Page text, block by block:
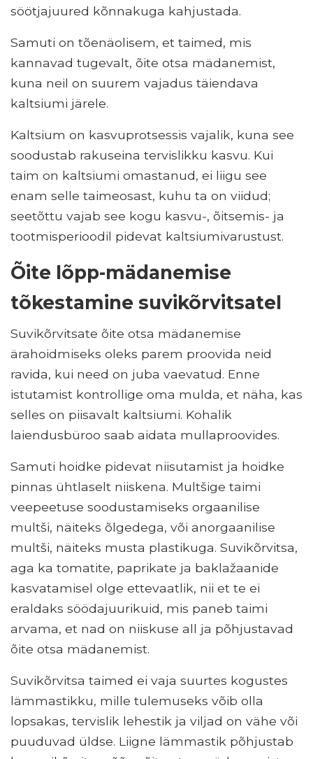
söötjajuured kõnnakuga kahjustada.
Samuti on tõenäolisem, et taimed, mis
kannavad tugevalt, õite otsa mädanemist,
kuna neil on suurem vajadus täiendava
kaltsiumi järele.
Kaltsium on kasvuprotsessis vajalik, kuna see
soodustab rakuseina tervislikku kasvu. Kui
taim on kaltsiumi omastanud, ei liigu see
enam selle taimeosast, kuhu ta on viidud;
seetõttu vajab see kogu kasvu-, õitsemis- ja
tootmisperioodil pidevat kaltsiumivarustust.
Õite lõpp-mädanemise
tõkestamine suvikõrvitsatel
Suvikõrvitsate õite otsa mädanemise
ärahoidmiseks oleks parem proovida neid
ravida, kui need on juba vaevatud. Enne
istutamist kontrollige oma mulda, et näha, kas
selles on piisavalt kaltsiumi. Kohalik
laiendusbüroo saab aidata mullaproovides.
Samuti hoidke pidevat niisutamist ja hoidke
pinnas ühtlaselt niiskena. Multšige taimi
veepeetuse soodustamiseks orgaanilise
multši, näiteks õlgedega, või anorgaanilise
multši, näiteks musta plastikuga. Suvikõrvitsa,
aga ka tomatite, paprikate ja baklažaanide
kasvatamisel olge ettevaatlik, nii et te ei
eraldaks söödajuurikuid, mis paneb taimi
arvama, et nad on niiskuse all ja põhjustavad
õite otsa mädanemist.
Suvikõrvitsa taimed ei vaja suurtes kogustes
lämmastikku, mille tulemuseks võib olla
lopsakas, tervislik lehestik ja viljad on vähe või
puuduvad üldse. Liigne lämmastik põhjustab